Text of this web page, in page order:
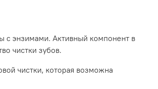
с энзимами. Активный компонент в
чистки зубов.
чистки, которая возможна